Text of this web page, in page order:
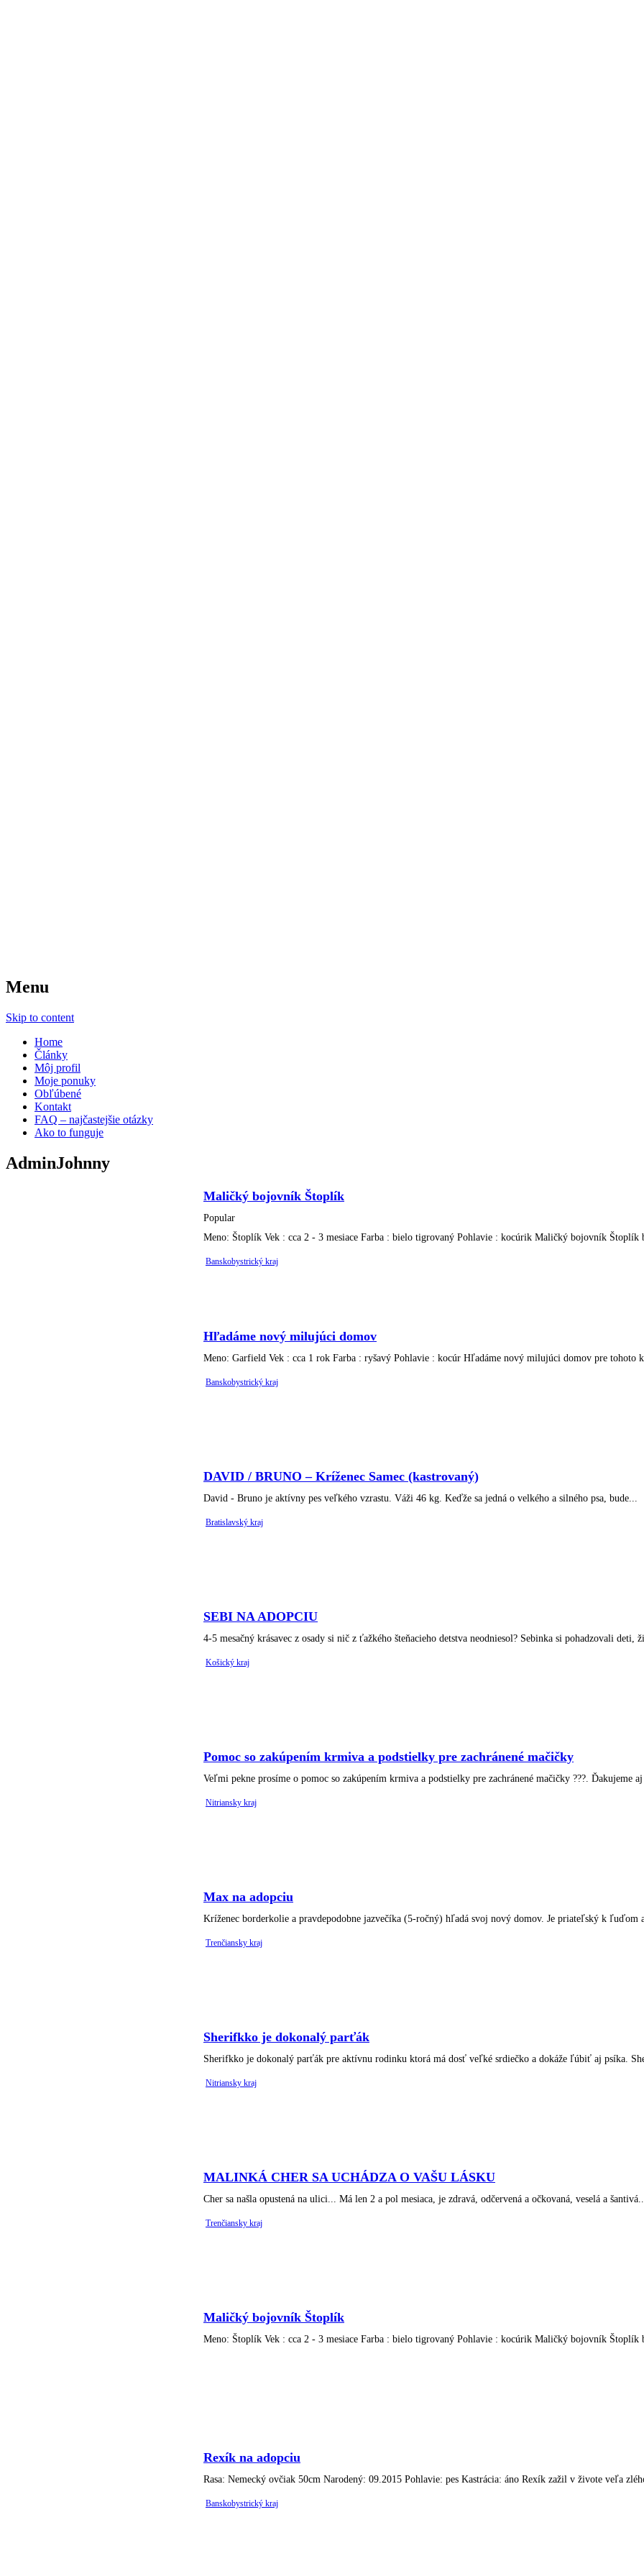
Menu
Skip to content
Home
Články
Môj profil
Moje ponuky
Obľúbené
Kontakt
FAQ – najčastejšie otázky
Ako to funguje
AdminJohnny
Maličký bojovník Štoplík
Popular
Meno: Štoplík Vek : cca 2 - 3 mesiace Farba : bielo tigrovaný Pohlavie : kocúrik Maličký bojovník Štoplík
Banskobystrický kraj
Hľadáme nový milujúci domov
Meno: Garfield Vek : cca 1 rok Farba : ryšavý Pohlavie : kocúr Hľadáme nový milujúci domov pre tohoto
Banskobystrický kraj
DAVID / BRUNO – Kríženec Samec (kastrovaný)
David - Bruno je aktívny pes veľkého vzrastu. Váži 46 kg. Keďže sa jedná o velkého a silného psa, bude...
Bratislavský kraj
SEBI NA ADOPCIU
4-5 mesačný krásavec z osady si nič z ťažkého šteňacieho detstva neodniesol? Sebinka si pohadzovali deti,
Košický kraj
Pomoc so zakúpením krmiva a podstielky pre zachránené mačičky
Veľmi pekne prosíme o pomoc so zakúpením krmiva a podstielky pre zachránené mačičky ???. Ďakujeme
Nitriansky kraj
Max na adopciu
Kríženec borderkolie a pravdepodobne jazvečíka (5-ročný) hľadá svoj nový domov. Je priateľský k ľuďom
Trenčiansky kraj
Sherifkko je dokonalý parťák
Sherifkko je dokonalý parťák pre aktívnu rodinku ktorá má dosť veľké srdiečko a dokáže ľúbiť aj psíka.
Nitriansky kraj
MALINKÁ CHER SA UCHÁDZA O VAŠU LÁSKU
Cher sa našla opustená na ulici... Má len 2 a pol mesiaca, je zdravá, odčervená a očkovaná, veselá a šantivá...
Trenčiansky kraj
Maličký bojovník Štoplík
Meno: Štoplík Vek : cca 2 - 3 mesiace Farba : bielo tigrovaný Pohlavie : kocúrik Maličký bojovník Štoplík
Rexík na adopciu
Rasa: Nemecký ovčiak 50cm Narodený: 09.2015 Pohlavie: pes Kastrácia: áno Rexík zažil v živote veľa
Banskobystrický kraj